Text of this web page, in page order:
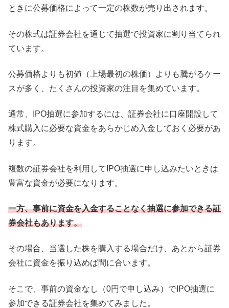
ときに公募価格によって一定の株数が売り出されます。
その株式は証券会社を通じて抽選で投資家に割り当てられ
ています。
公募価格よりも初値（上場最初の株価）よりも騰がるケー
スが多く、たくさんの投資家の注目を集めています。
通常、IPO抽選に参加するには、証券会社に口座開設して
株式購入に必要な資金をあらかじめ入金しておく必要があ
ります。
複数の証券会社を利用してIPO抽選に申し込みたいときは
豊富な資金が必要になります。
一方、事前に資金を入金することなく抽選に参加できる証
券会社もあります。
その場合、当選した株を購入する場合だけ、あとから証券
会社に資金を振り込めば間に合います。
そこで、事前の資金なし（0円で申し込み）でIPO抽選に
参加できる証券会社を集めてみました。